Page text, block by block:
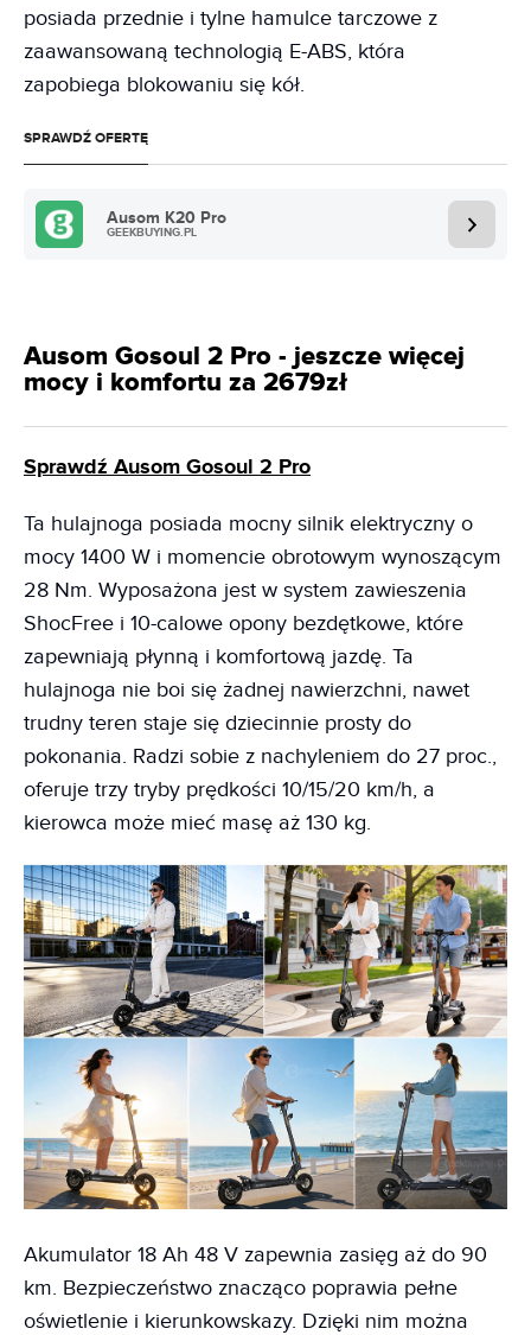
posiada przednie i tylne hamulce tarczowe z
zaawansowaną technologią E-ABS, która
zapobiega blokowaniu się kół.
SPRAWDŹ OFERTĘ
Ausom K20 Pro
GEEKBUYING.PL
Ausom Gosoul 2 Pro - jeszcze więcej
mocy i komfortu za 2679zł
Sprawdź Ausom Gosoul 2 Pro
Ta hulajnoga posiada mocny silnik elektryczny o
mocy 1400 W i momencie obrotowym wynoszącym
28 Nm. Wyposażona jest w system zawieszenia
ShocFree i 10-calowe opony bezdętkowe, które
zapewniają płynną i komfortową jazdę. Ta
hulajnoga nie boi się żadnej nawierzchni, nawet
trudny teren staje się dziecinnie prosty do
pokonania. Radzi sobie z nachyleniem do 27 proc.,
oferuje trzy tryby prędkości 10/15/20 km/h, a
kierowca może mieć masę aż 130 kg.
Akumulator 18 Ah 48 V zapewnia zasięg aż do 90
km. Bezpieczeństwo znacząco poprawia pełne
oświetlenie i kierunkowskazy. Dzięki nim można